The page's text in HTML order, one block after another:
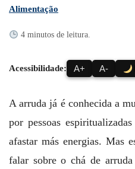
Alimentação
4 minutos de leitura.
Acessibilidade: A+ A-
A arruda já é conhecida a
por pessoas
afastar más energias. Mas
falar sobre o chá de